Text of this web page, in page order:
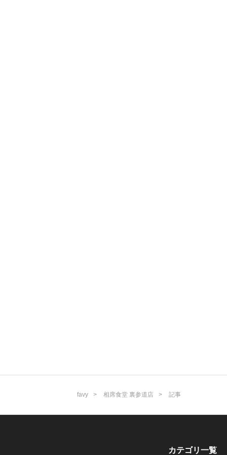
favy 相席食堂 裏参道店 記事
カテゴリ一覧